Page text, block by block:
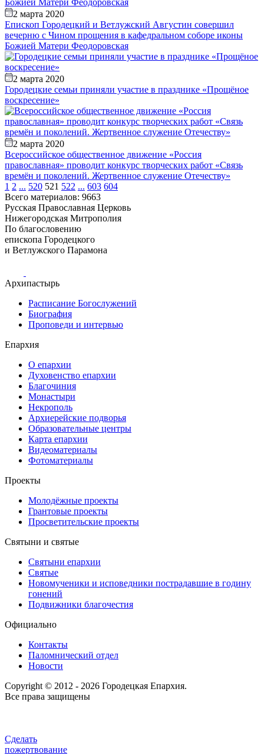
2 марта 2020
Епископ Городецкий и Ветлужский Августин совершил
вечерню с Чином прощения в кафедральном соборе иконы
Божией Матери Феодоровская
2 марта 2020
Городецкие семьи приняли участие в празднике «Прощёное
воскресение»
2 марта 2020
Всероссийское общественное движение «Россия
православная» проводит конкурс творческих работ «Связь
времён и поколений. Жертвенное служение Отечеству»
1 2 ... 520 521 522 ... 603 604
Всего материалов: 9663
Русская Православная Церковь
Нижегородская Митрополия
По благословению
епископа Городецкого
и Ветлужского Парамона
Архипастырь
Расписание Богослужений
Биография
Проповеди и интервью
Епархия
О епархии
Духовенство епархии
Благочиния
Монастыри
Некрополь
Архиерейские подворья
Образовательные центры
Карта епархии
Видеоматериалы
Фотоматериалы
Проекты
Молодёжные проекты
Грантовые проекты
Просветительские проекты
Святыни и святые
Святыни епархии
Святые
Новомученики и исповедники пострадавшие в годину
гонений
Подвижники благочестия
Официально
Контакты
Паломнический отдел
Новости
Copyright © 2012 - 2026 Городецкая Епархия.
Все права защищены
Сделать
пожертвование